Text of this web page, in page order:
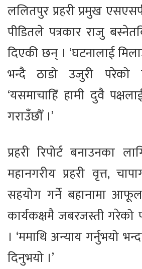
ललितपुर प्रहरी प्रमुख
पीडितले पत्रकार राजु
दिएकी छन् । ‘घटनालाई
भन्दै ठाडो उजुरी परेको
‘यसमाचाहिँ हामी दुवै
गराउँछौँ ।’
प्रहरी रिपोर्ट बनाउनका
महानगरीय प्रहरी वृत्त,
सहयोग गर्ने बहानामा
कार्यकक्षमै जबरजस्ती गरेको
। ‘ममाथि अन्याय गर्नुभयो
दिनुभयो ।’